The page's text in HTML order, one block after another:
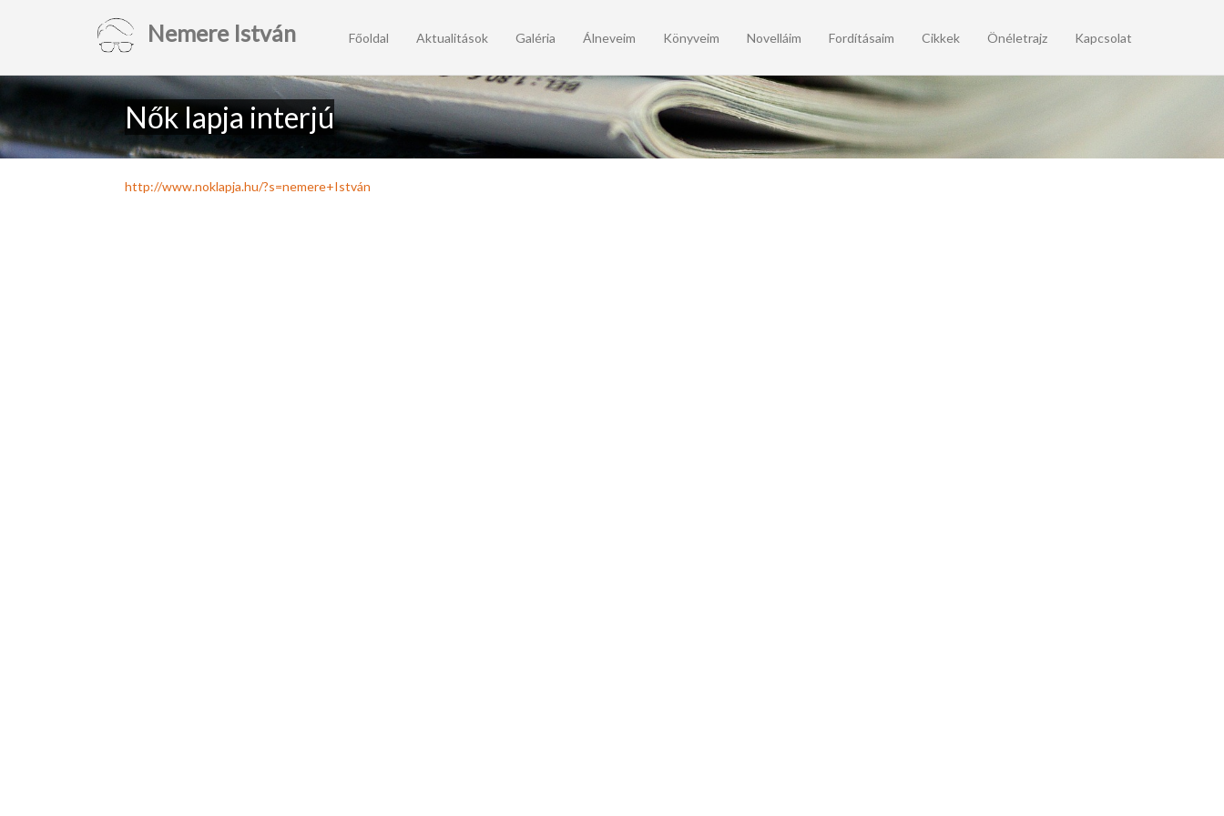
Nemere István Főoldal Aktualitások Galéria Álneveim Könyveim Novelláim Fordításaim Cikkek Önéletrajz Kapcsolat
Nők lapja interjú
http://www.noklapja.hu/?s=nemere+István